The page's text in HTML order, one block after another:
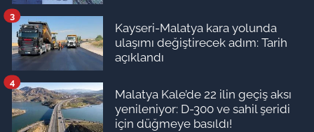
Kayseri-Malatya kara yolunda
ulaşımı değiştirecek adım: Tarih
açıklandı
3
Malatya Kale’de 22 ilin geçiş aksı
yenileniyor: D-300 ve sahil şeridi
için düğmeye basıldı!
4